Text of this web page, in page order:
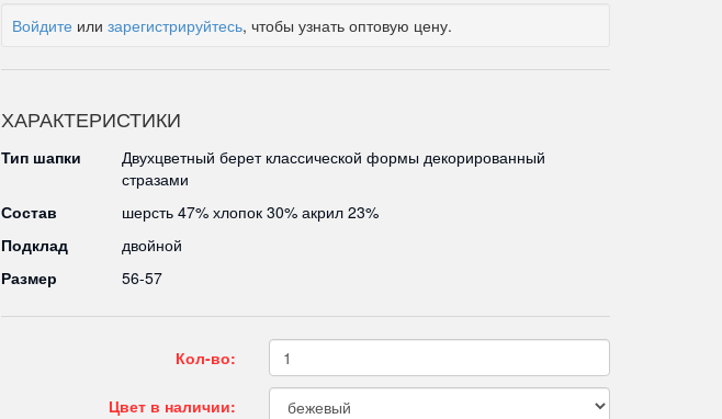
Войдите или зарегистрируйтесь, чтобы узнать оптовую цену.
ХАРАКТЕРИСТИКИ
Тип шапки
Двухцветный берет классической формы декорированный
стразами
Состав
шерсть 47% хлопок 30% акрил 23%
Подклад
двойной
Размер
56-57
Кол-во:
Цвет в наличии: